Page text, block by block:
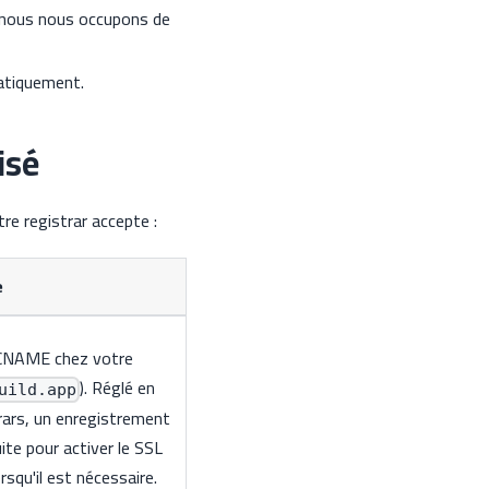
nous occupons de
registrar accepte :
chez votre
). Réglé en
un enregistrement
pour activer le SSL
est nécessaire.